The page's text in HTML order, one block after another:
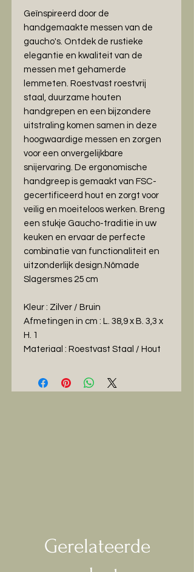
Geïnspireerd door de
handgemaakte messen van de
gaucho's. Ontdek de rustieke
elegantie en kwaliteit van de
messen met gehamerde
lemmeten. Roestvast roestvrij
staal, duurzame houten
handgrepen en een bijzondere
uitstraling komen samen in deze
hoogwaardige messen en zorgen
voor een onvergelijkbare
snijervaring. De ergonomische
handgreep is gemaakt van FSC-
gecertificeerd hout en zorgt voor
veilig en moeiteloos werken. Breng
een stukje Gaucho-traditie in uw
keuken en ervaar de perfecte
combinatie van functionaliteit en
uitzonderlijk design.Nômade
Slagersmes 25 cm
Kleur : Zilver / Bruin
Afmetingen in cm : L. 38,9 x B. 3,3 x
H. 1
Materiaal : Roestvast Staal / Hout
Gerelateerde